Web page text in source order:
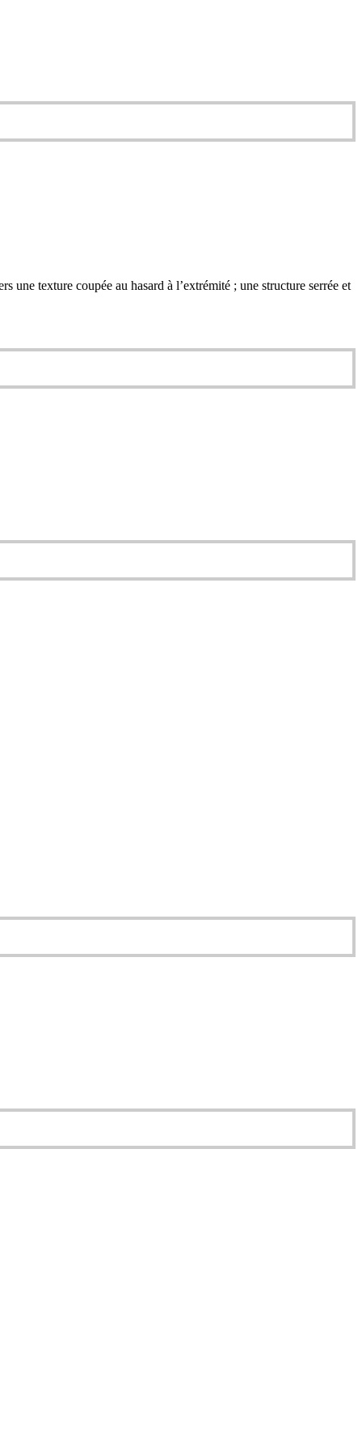
une texture coupée au hasard à l’extrémité ; une structure serrée et